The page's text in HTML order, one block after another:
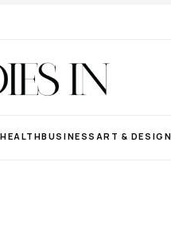
BUSINESS ART &